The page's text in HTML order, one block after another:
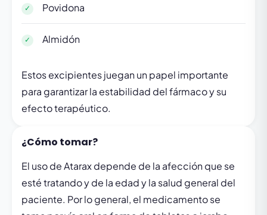
Povidona
Almidón
Estos excipientes juegan un papel importante
para garantizar la estabilidad del fármaco y su
efecto terapéutico.
¿Cómo tomar?
El uso de Atarax depende de la afección que se
esté tratando y de la edad y la salud general del
paciente. Por lo general, el medicamento se